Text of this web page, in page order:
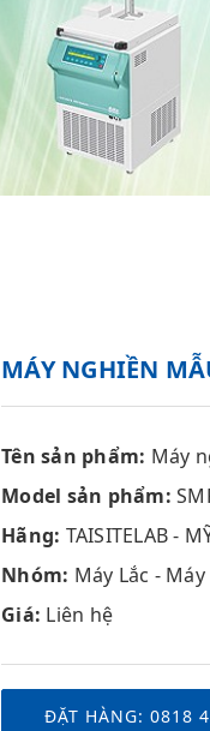
MÁY NGHIỀN
Tên sản phẩm: Máy
Model sản phẩm:
Hãng: TAISITELAB -
Nhóm: Máy Lắc -
Giá: Liên hệ
ĐẶT HÀNG: 0818